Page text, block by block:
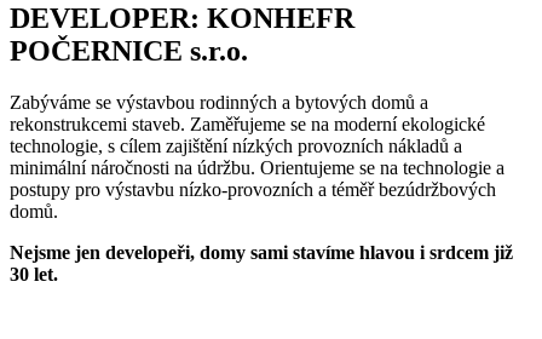
DEVELOPER: KONHEFR
POČERNICE s.r.o.
Zabýváme se výstavbou rodinných a bytových domů a
rekonstrukcemi staveb. Zaměřujeme se na moderní ekologické
technologie, s cílem zajištění nízkých provozních nákladů a
minimální náročnosti na údržbu. Orientujeme se na technologie a
postupy pro výstavbu nízko-provozních a téměř bezúdržbových
domů.
Nejsme jen developeři, domy sami stavíme hlavou i srdcem již
30 let.